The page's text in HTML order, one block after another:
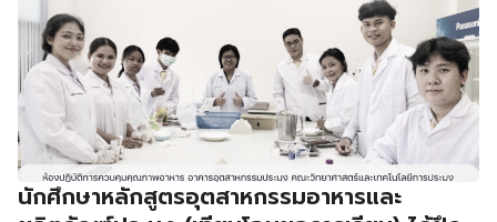
นักศึกษาหลักสูตรอุตสาหกรรมอาหารและ